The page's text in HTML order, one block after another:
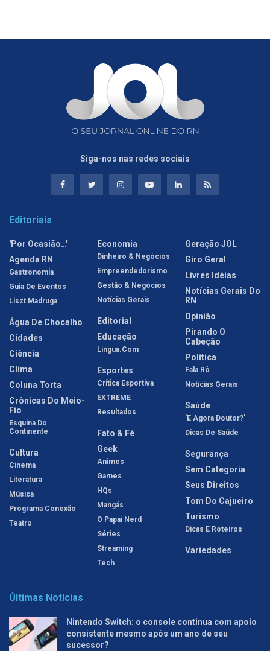
Siga-nos nas redes sociais
Editoriais
'Por Ocasião…'
Agenda RN
Gastronomia
Guia De Eventos
Liszt Madruga
Água De Chocalho
Cidades
Ciência
Clima
Coluna Torta
Crônicas Do Meio-
Fio
Esquina Do
Continente
Cultura
Cinema
Literatura
Música
Programa Conexão
Teatro
Economia
Dinheiro & Negócios
Empreendedorismo
Gestão & Negócios
Notícias Gerais
Editorial
Educação
Língua.com
Esportes
Crítica Esportiva
EXTREME
Resultados
Fato & Fé
Geek
Animes
Games
HQs
Mangás
O Papai Nerd
Séries
Streaming
Tech
Geração JOL
Giro Geral
Livres Idéias
Notícias Gerais Do
RN
Opinião
Pirando O
Cabeção
Política
Fala Rô
Notícias Gerais
Saúde
'E Agora Doutor?'
Dicas De Saúde
Segurança
Sem Categoria
Seus Direitos
Tom Do Cajueiro
Turismo
Dicas E Roteiros
Variedades
Últimas Notícias
Nintendo Switch: o console continua com apoio
consistente mesmo após um ano de seu
sucessor?